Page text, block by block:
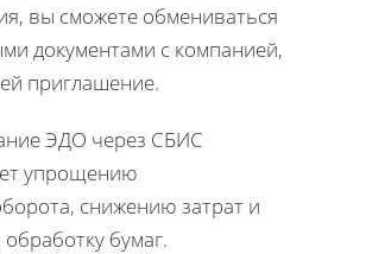
вы сможете обмениваться
документами с компанией,
приглашение.
ЭДО через СБИС
упрощению
снижению затрат и
бумаг.